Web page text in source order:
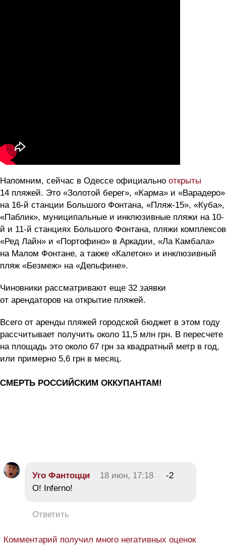
Напомним, сейчас в Одессе официально открыты
14 пляжей. Это «Золотой берег», «Карма» и «Варадеро»
на 16-й станции Большого Фонтана, «Пляж-15», «Куба»,
«Паблик», муниципальные и инклюзивные пляжи на 10-
й и 11-й станциях Большого Фонтана, пляжи комплексов
«Ред Лайн» и «Портофино» в Аркадии, «Ла Камбала»
на Малом Фонтане, а также «Калетон» и инклюзивный
пляж «Безмеж» на «Дельфине».
Чиновники рассматривают еще 32 заявки
от арендаторов на открытие пляжей.
Всего от аренды пляжей городской бюджет в этом году
рассчитывает получить около 11,5 млн грн. В пересчете
на площадь это около 67 грн за квадратный метр в год,
или примерно 5,6 грн в месяц.
СМЕРТЬ РОССИЙСКИМ ОККУПАНТАМ!
Уго Фантоцци 18 июн, 17:18
-2
О! Inferno!
Ответить
Комментарий получил много негативных оценок